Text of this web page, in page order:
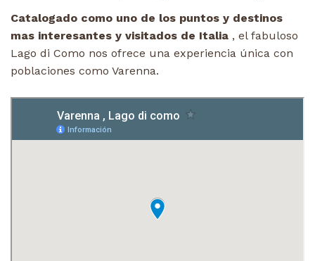
Catalogado como uno de los puntos y destinos
mas interesantes y visitados de Italia , el fabuloso
Lago di Como nos ofrece una experiencia única con
poblaciones como Varenna.